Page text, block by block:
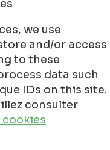
we use
and/or access
to these
data such
IDs on this site.
consulter
cookies